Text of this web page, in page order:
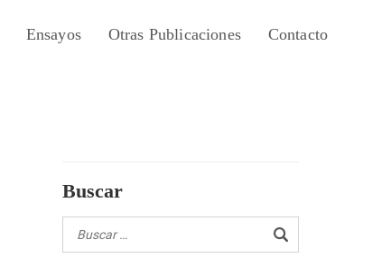
Ensayos Otras Publicaciones Contacto
Buscar